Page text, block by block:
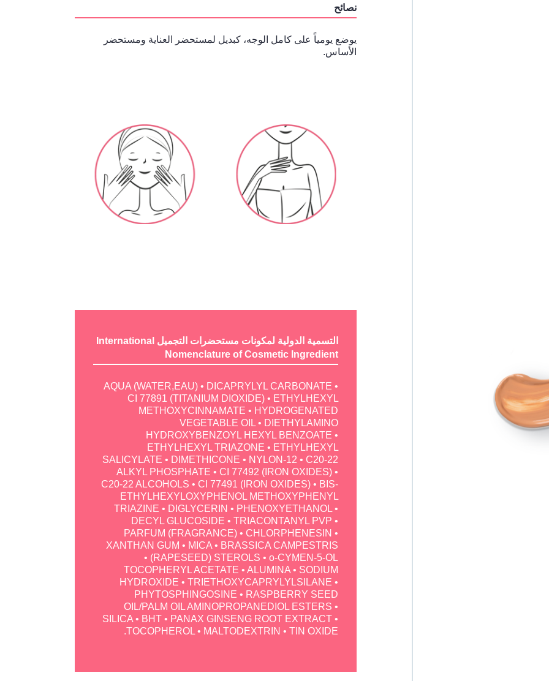
نصائح
يوضع يومياً على كامل الوجه، كبديل لمستحضر العناية ومستحضر
الأساس.
التسمية الدولية لمكونات مستحضرات التجميل International
Nomenclature of Cosmetic Ingredient
AQUA (WATER,EAU) • DICAPRYLYL CARBONATE •
CI 77891 (TITANIUM DIOXIDE) • ETHYLHEXYL
METHOXYCINNAMATE • HYDROGENATED
VEGETABLE OIL • DIETHYLAMINO
HYDROXYBENZOYL HEXYL BENZOATE •
ETHYLHEXYL TRIAZONE • ETHYLHEXYL
SALICYLATE • DIMETHICONE • NYLON-12 • C20-22
ALKYL PHOSPHATE • CI 77492 (IRON OXIDES) •
C20-22 ALCOHOLS • CI 77491 (IRON OXIDES) • BIS-
ETHYLHEXYLOXYPHENOL METHOXYPHENYL
TRIAZINE • DIGLYCERIN • PHENOXYETHANOL •
DECYL GLUCOSIDE • TRIACONTANYL PVP •
PARFUM (FRAGRANCE) • CHLORPHENESIN •
XANTHAN GUM • MICA • BRASSICA CAMPESTRIS
(RAPESEED) STEROLS • o-CYMEN-5-OL •
TOCOPHERYL ACETATE • ALUMINA • SODIUM
HYDROXIDE • TRIETHOXYCAPRYLYLSILANE •
PHYTOSPHINGOSINE • RASPBERRY SEED
OIL/PALM OIL AMINOPROPANEDIOL ESTERS •
SILICA • BHT • PANAX GINSENG ROOT EXTRACT •
TOCOPHEROL • MALTODEXTRIN • TIN OXIDE.